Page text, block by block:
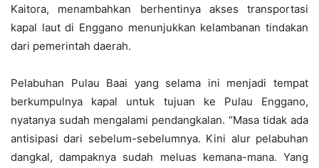
Kaitora, menambahkan berhentinya akses transportasi
kapal laut di Enggano menunjukkan kelambanan tindakan
dari pemerintah daerah.
Pelabuhan Pulau Baai yang selama ini menjadi tempat
berkumpulnya kapal untuk tujuan ke Pulau Enggano,
nyatanya sudah mengalami pendangkalan. “Masa tidak ada
antisipasi dari sebelum-sebelumnya. Kini alur pelabuhan
dangkal, dampaknya sudah meluas kemana-mana. Yang